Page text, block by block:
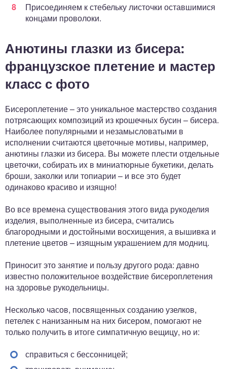
Присоединяем к стебельку листочки оставшимися
концами проволоки.
Анютины глазки из бисера:
французское плетение и мастер
класс с фото
Бисероплетение – это уникальное мастерство создания
потрясающих композиций из крошечных бусин – бисера.
Наиболее популярными и незамысловатыми в
исполнении считаются цветочные мотивы, например,
анютины глазки из бисера. Вы можете плести отдельные
цветочки, собирать их в миниатюрные букетики, делать
броши, заколки или топиарии – и все это будет
одинаково красиво и изящно!
Во все времена существования этого вида рукоделия
изделия, выполненные из бисера, считались
благородными и достойными восхищения, а вышивка и
плетение цветов – изящным украшением для модниц.
Приносит это занятие и пользу другого рода: давно
известно положительное воздействие бисероплетения
на здоровье рукодельницы.
Несколько часов, посвященных созданию узелков,
петелек с нанизанным на них бисером, помогают не
только получить в итоге симпатичную вещицу, но и:
справиться с бессонницей;